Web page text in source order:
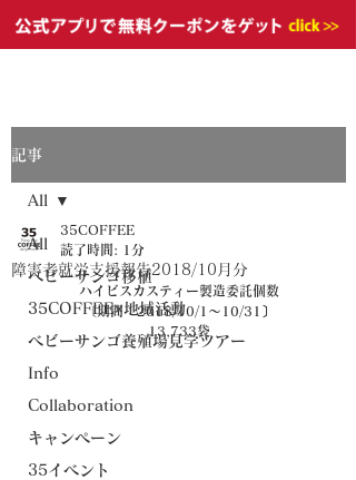
記事
All
ベビーサンゴ移植
35COFFEE×地域活動
ベビーサンゴ養殖場見学ツアー
Info
Collaboration
キャンペーン
35イベント
All
障害者就労支援報告2018/10月分
35COFFEE
読了時間: 1分
ハイビスカスティー製造委託個数
〔期間：2018/10/1～10/31〕
13,733袋